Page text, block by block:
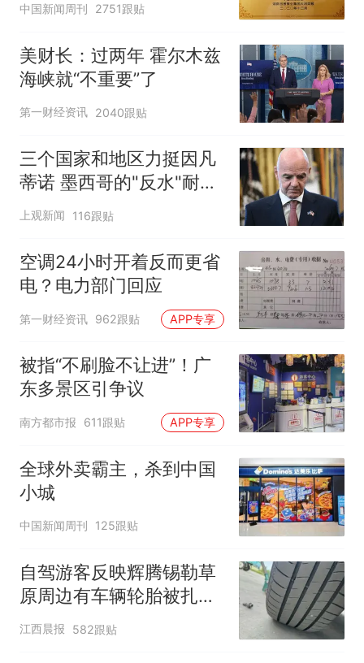
中国新闻周刊 2751跟贴
美财长：过两年 霍尔木兹
海峡就“不重要”了
第一财经资讯 2040跟贴
三个国家和地区力挺因凡
蒂诺 墨西哥的"反水"耐人
寻味
上观新闻 116跟贴
空调24小时开着反而更省
电？电力部门回应
第一财经资讯 962跟贴 APP专享
被指“不刷脸不让进”！广
东多景区引争议
南方都市报 611跟贴 APP专享
全球外卖霸主，杀到中国
小城
中国新闻周刊 125跟贴
自驾游客反映辉腾锡勒草
原周边有车辆轮胎被扎，
修理店铺换胎价格高达千
元，官方发布情况通报
江西晨报 582跟贴